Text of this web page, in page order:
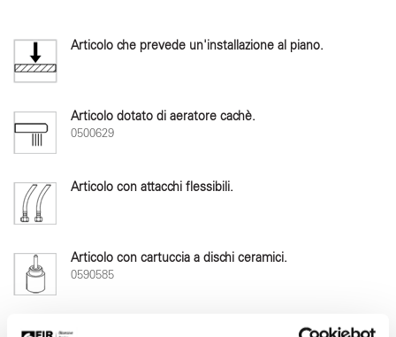
Articolo che prevede un'installazione al piano.
Articolo dotato di aeratore cachè.
0500629
Articolo con attacchi flessibili.
Articolo con cartuccia a dischi ceramici.
0590585
Articolo a risparmio idrico.